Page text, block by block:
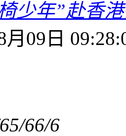
少年”赴香
月09日
5/66/6